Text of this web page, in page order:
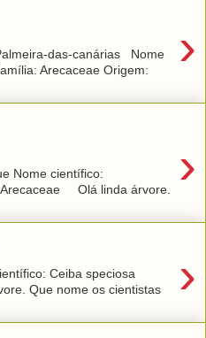
›
das-canárias Nome
Arecaceae Origem:
›
Nome científico:
Olá linda árvore.
›
Ceiba speciosa
Que nome os cientistas